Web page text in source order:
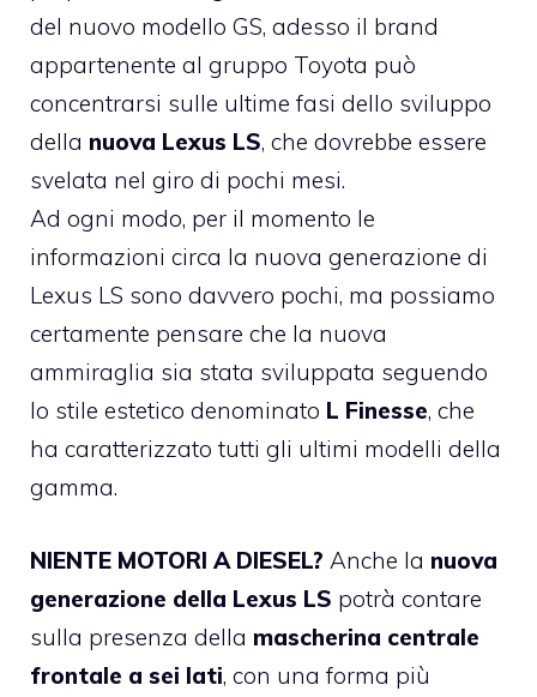
del nuovo modello GS, adesso il brand
appartenente al gruppo Toyota può
concentrarsi sulle ultime fasi dello sviluppo
della nuova Lexus LS, che dovrebbe essere
svelata nel giro di pochi mesi.
Ad ogni modo, per il momento le
informazioni circa la nuova generazione di
Lexus LS sono davvero pochi, ma possiamo
certamente pensare che la nuova
ammiraglia sia stata sviluppata seguendo
lo stile estetico denominato L Finesse, che
ha caratterizzato tutti gli ultimi modelli della
gamma.
NIENTE MOTORI A DIESEL? Anche la nuova
generazione della Lexus LS potrà contare
sulla presenza della mascherina centrale
frontale a sei lati, con una forma più